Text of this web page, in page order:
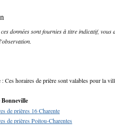
données sont fournies à titre indicatif,
Ces horaires de prière sont valables pour la
Bonneville
de prières 16 Charente
de prières Poitou-Charentes